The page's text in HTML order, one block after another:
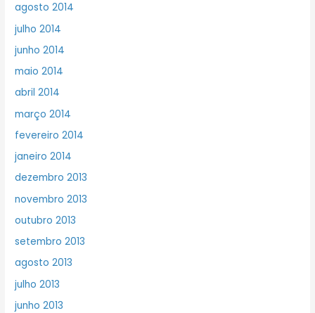
agosto 2014
julho 2014
junho 2014
maio 2014
abril 2014
março 2014
fevereiro 2014
janeiro 2014
dezembro 2013
novembro 2013
outubro 2013
setembro 2013
agosto 2013
julho 2013
junho 2013